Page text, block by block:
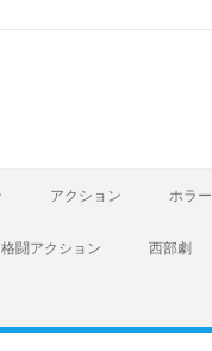
アクション ホラー
格闘アクション 西部劇